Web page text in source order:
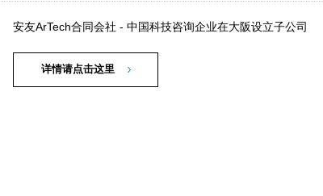
安友ArTech合同会社 - 中国科技咨询企业在大阪设立子公司
详情请点击这里